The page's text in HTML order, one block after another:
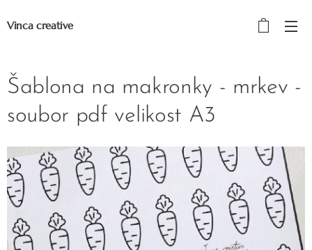
Vinca creative
Šablona na makronky - mrkev -
soubor pdf velikost A3